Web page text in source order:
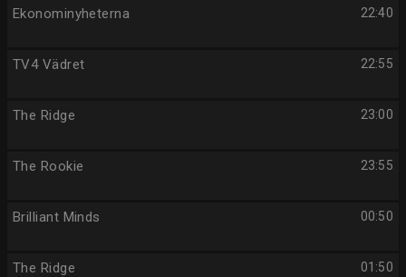
22:40
Ekonominyheterna
22:55
TV4 Vädret
23:00
The Ridge
23:55
The Rookie
00:50
Brilliant Minds
01:50
The Ridge